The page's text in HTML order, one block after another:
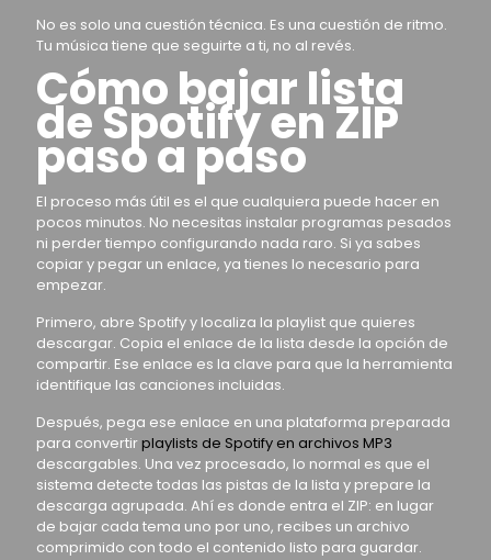
No es solo una cuestión técnica. Es una cuestión de ritmo.
Tu música tiene que seguirte a ti, no al revés.
Cómo bajar lista
de Spotify en ZIP
paso a paso
El proceso más útil es el que cualquiera puede hacer en
pocos minutos. No necesitas instalar programas pesados
ni perder tiempo configurando nada raro. Si ya sabes
copiar y pegar un enlace, ya tienes lo necesario para
empezar.
Primero, abre Spotify y localiza la playlist que quieres
descargar. Copia el enlace de la lista desde la opción de
compartir. Ese enlace es la clave para que la herramienta
identifique las canciones incluidas.
Después, pega ese enlace en una plataforma preparada
para convertirplaylists de Spotify en archivos MP3
descargables. Una vez procesado, lo normal es que el
sistema detecte todas las pistas de la lista y prepare la
descarga agrupada. Ahí es donde entra el ZIP: en lugar
de bajar cada tema uno por uno, recibes un archivo
comprimido con todo el contenido listo para guardar.